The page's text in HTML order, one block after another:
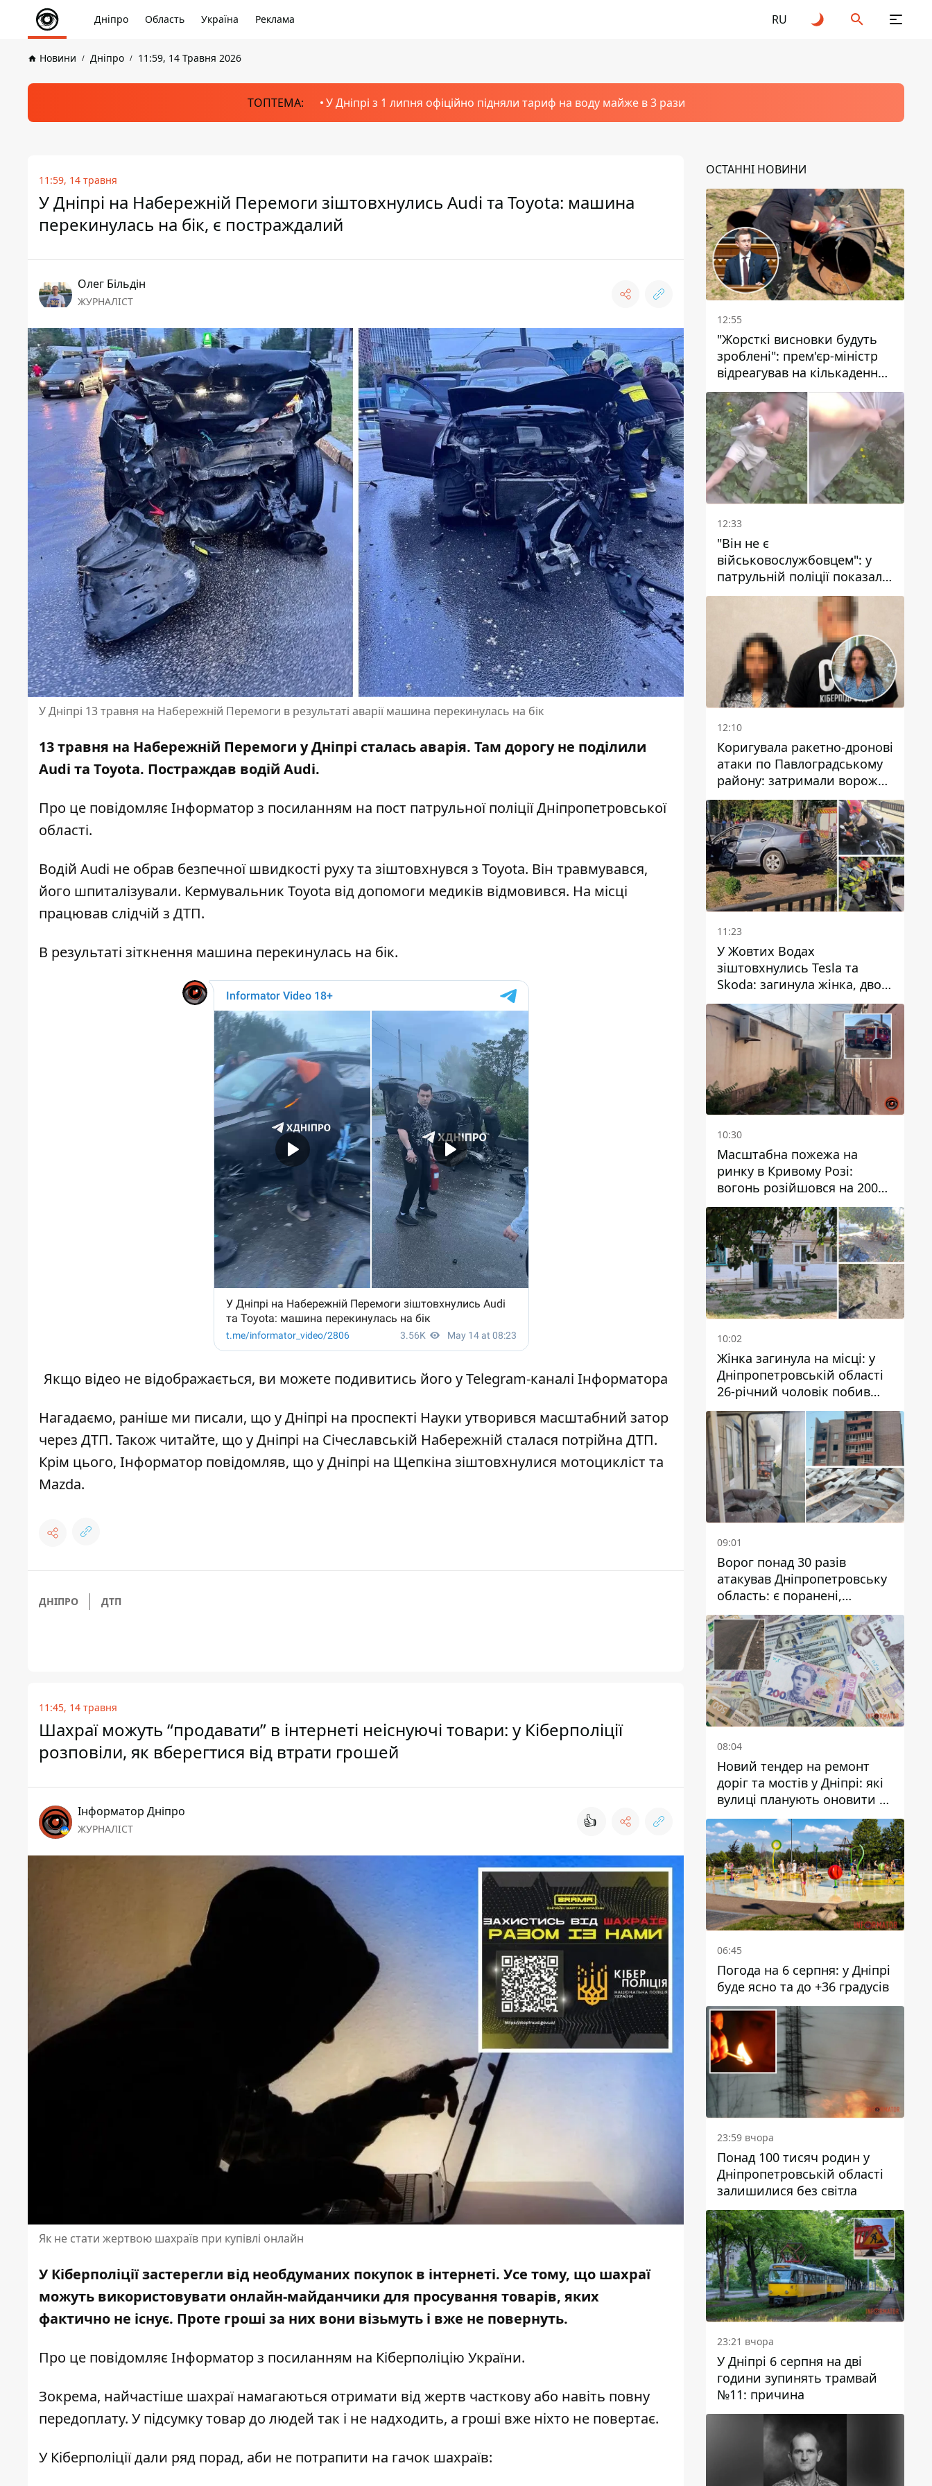
Дніпро Область Україна Реклама RU
Новини Дніпро 11:59, 14 Травня 2026
ТОПТЕМА: У Дніпрі з 1 липня офіційно підняли тариф на воду майже в 3 рази
11:59, 14 травня
У Дніпрі на Набережній Перемоги зіштовхнулись Audi та Toyota: машина
перекинулась на бік, є постраждалий
Олег Більдін
ЖУРНАЛІСТ
У Дніпрі 13 травня на Набережній Перемоги в результаті аварії машина перекинулась на бік
13 травня на Набережній Перемоги у Дніпрі сталась аварія. Там дорогу не поділили
Audi та Toyota. Постраждав водій Audi.
Про це повідомляє Інформатор з посиланням на пост патрульної поліції Дніпропетровської
області.
Водій Audi не обрав безпечної швидкості руху та зіштовхнувся з Toyota. Він травмувався,
його шпиталізували. Кермувальник Toyota від допомоги медиків відмовився. На місці
працював слідчій з ДТП.
В результаті зіткнення машина перекинулась на бік.
Якщо відео не відображається, ви можете подивитись його уTelegram-каналі Інформатора
Нагадаємо, раніше ми писали, що у Дніпрі на проспекті Науки утворився масштабний затор
через ДТП. Також читайте, що у Дніпрі на Січеславській Набережній сталася потрійна ДТП.
Крім цього, Інформатор повідомляв, що у Дніпрі на Щепкіна зіштовхнулися мотоцикліст та
Mazda.
ДНІПРО ДТП
11:45, 14 травня
Шахраї можуть “продавати” в інтернеті неіснуючі товари: у Кіберполіції
розповіли, як вберегтися від втрати грошей
Інформатор Дніпро
ЖУРНАЛІСТ 👍
Як не стати жертвою шахраїв при купівлі онлайн
У Кіберполіції застерегли від необдуманих покупок в інтернеті. Усе тому, що шахраї
можуть використовувати онлайн-майданчики для просування товарів, яких
фактично не існує. Проте гроші за них вони візьмуть і вже не повернуть.
Про це повідомляє Інформатор з посиланням на Кіберполіцію України.
Зокрема, найчастіше шахраї намагаються отримати від жертв часткову або навіть повну
передоплату. У підсумку товар до людей так і не надходить, а гроші вже ніхто не повертає.
У Кіберполіції дали ряд порад, аби не потрапити на гачок шахраїв:
ОСТАННІ НОВИНИ
12:55
"Жорсткі висновки будуть
зроблені": прем'єр-міністр
відреагував на кількаденну
відсутність води у Марганці
12:33
"Він не є
військовослужбовцем": у
патрульній поліції показали
відео конфлікту з чоловіком
без ноги на проспекті Поля
12:10
Коригувала ракетно-дронові
атаки по Павлоградському
району: затримали ворожу
агентку
11:23
У Жовтих Водах
зіштовхнулись Tesla та
Skoda: загинула жінка, двоє
людей постраждали
10:30
Масштабна пожежа на
ринку в Кривому Розі:
вогонь розійшовся на 200
квадратних метрів
10:02
Жінка загинула на місці: у
Дніпропетровській області
26-річний чоловік побив
трьох людей металевим
предметом
09:01
Ворог понад 30 разів
атакував Дніпропетровську
область: є поранені,
пошкоджені ліцей, будинки
та підприємства
08:04
Новий тендер на ремонт
доріг та мостів у Дніпрі: які
вулиці планують оновити та
скільки десятків мільйонів
гривень на це хочуть
витратити
06:45
Погода на 6 серпня: у Дніпрі
буде ясно та до +36 градусів
23:59 вчора
Понад 100 тисяч родин у
Дніпропетровській області
залишилися без світла
23:21 вчора
У Дніпрі 6 серпня на дві
години зупинять трамвай
№11: причина